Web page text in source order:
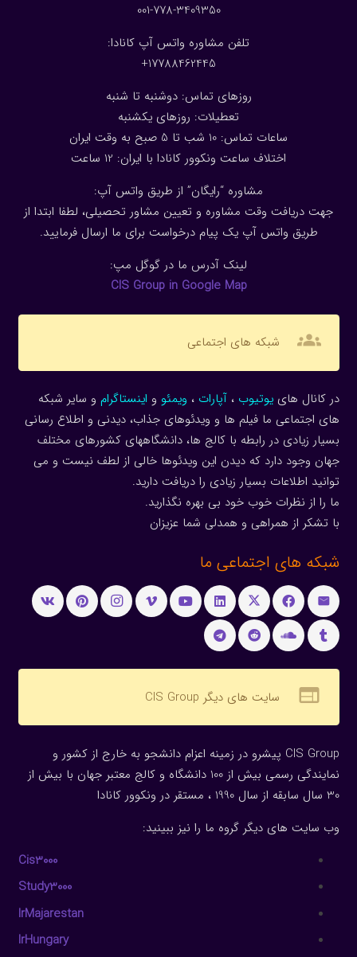
001-778-3409350
تلفن مشاوره واتس آپ کانادا:
17788462445+
روزهای تماس: دوشنبه تا شنبه
تعطیلات: روزهای یکشنبه
ساعات تماس: 10 شب تا 5 صبح به وقت ایران
اختلاف ساعت ونکوور کانادا با ایران: 1 2 ساعت
مشاوره “رایگان” از طریق واتس آپ:
جهت دریافت وقت مشاوره و تعیین مشاور تحصیلی، لطفا ابتدا از
طریق واتس آپ یک پیام درخواست برای ما ارسال فرمایید.
لینک آدرس ما در گوگل مپ:
CIS Group in Google Map
groups شبکه های اجتماعی
در کانال هاییوتیوب ، آپارات ، ویمئو و اینستاگرام و سایر شبکه
های اجتماعی ما فیلم ها و ویدئوهای جذاب، دیدنی و اطلاع رسانی
بسیار زیادی در رابطه با کالج ها، دانشگاههای کشورهای مختلف
جهان وجود دارد که دیدن این ویدئوها خالی از لطف نیست و می
توانید اطلاعات بسیار زیادی را دریافت دارید.
ما را از نظرات خوب خود بی بهره نگذارید.
با تشکر از همراهی و همدلی شما عزیزان
شبکه های اجتماعی ما
web سایت های دیگر CIS Group
CIS Group پیشرو در زمینه اعزام دانشجو به خارج از کشور و
نمایندگی رسمی بیش از 100 دانشگاه و کالج معتبر جهان با بیش از
30 سال سابقه از سال 1990 ، مستقر در ونکوور کانادا
وب سایت های دیگر گروه ما را نیز ببینید:
Cis3000
Study3000
IrMajarestan
IrHungary